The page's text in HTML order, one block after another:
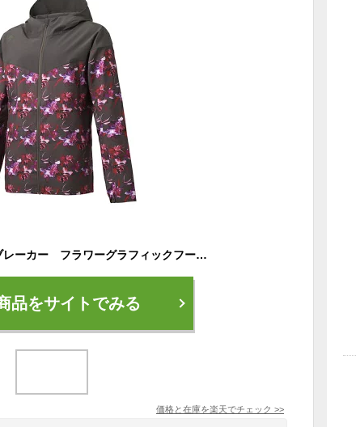
デサント ウインドブレーカー フラワーグラフィックフーデッドジャケット レディース DMWQJF30 CH チャコール Lサイズ
品をサイトでみる
価格と在庫を楽天でチェック >>